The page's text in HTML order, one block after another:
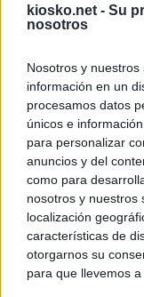
kiosko.net - Su
nosotros
Nosotros y
información en un
procesamos datos
únicos e
para personalizar
anuncios y del
como para
nosotros y nuestros
localización
características de
otorgarnos su
para que llevemos